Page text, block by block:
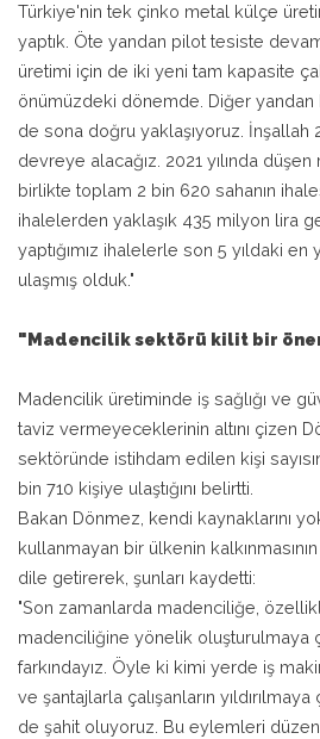
Türkiye'nin tek çinko metal külçe
yaptık. Öte yandan pilot tesiste
üretimi için de iki yeni tam kapasite
önümüzdeki dönemde. Diğer
de sona doğru yaklaşıyoruz. İnşallah
devreye alacağız. 2021 yılında
birlikte toplam 2 bin 620 sahanın
ihalelerden yaklaşık 435 milyon lira
yaptığımız ihalelerle son 5 yıldaki en
ulaşmış olduk."
"Madencilik sektörü kilit bir
Madencilik üretiminde iş sağlığı ve
taviz vermeyeceklerinin altını çizen
sektöründe istihdam edilen kişi
bin 710 kişiye ulaştığını belirtti.
Bakan Dönmez, kendi kaynaklarını
kullanmayan bir ülkenin
dile getirerek, şunları kaydetti:
"Son zamanlarda madenciliğe,
madenciliğine yönelik oluşturulmaya
farkındayız. Öyle ki kimi yerde iş
ve şantajlarla çalışanların
de şahit oluyoruz. Bu eylemleri